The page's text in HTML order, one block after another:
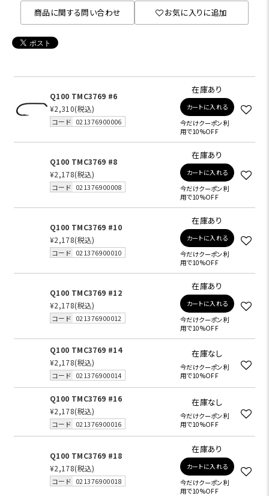
商品に関する問い合わせ お気に入りに追加
Q100 TMC3769 #6
¥2,310(税込)
コード 021376900006
在庫あり
カートに入れる
今だけクーポン利
用で10%OFF
Q100 TMC3769 #8
¥2,178(税込)
コード 021376900008
在庫あり
カートに入れる
今だけクーポン利
用で10%OFF
Q100 TMC3769 #10
¥2,178(税込)
コード 021376900010
在庫あり
カートに入れる
今だけクーポン利
用で10%OFF
Q100 TMC3769 #12
¥2,178(税込)
コード 021376900012
在庫あり
カートに入れる
今だけクーポン利
用で10%OFF
Q100 TMC3769 #14
¥2,178(税込)
コード 021376900014
在庫なし
今だけクーポン利
用で10%OFF
Q100 TMC3769 #16
¥2,178(税込)
コード 021376900016
在庫なし
今だけクーポン利
用で10%OFF
Q100 TMC3769 #18
¥2,178(税込)
コード 021376900018
在庫あり
カートに入れる
今だけクーポン利
用で10%OFF